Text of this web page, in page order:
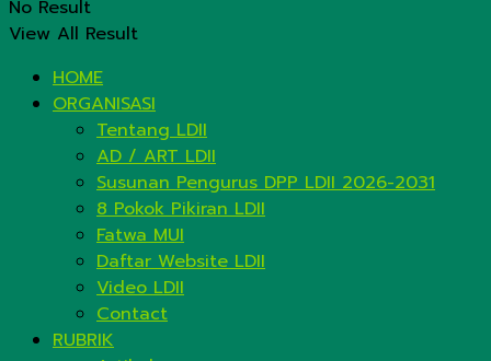
No Result
View All Result
HOME
ORGANISASI
Tentang LDII
AD / ART LDII
Susunan Pengurus DPP LDII 2026-2031
8 Pokok Pikiran LDII
Fatwa MUI
Daftar Website LDII
Video LDII
Contact
RUBRIK